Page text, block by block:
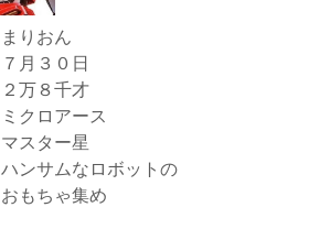
りおん
月３０日
万８千才
クロアース
スター星
ンサムなロボットの
ゃ集め